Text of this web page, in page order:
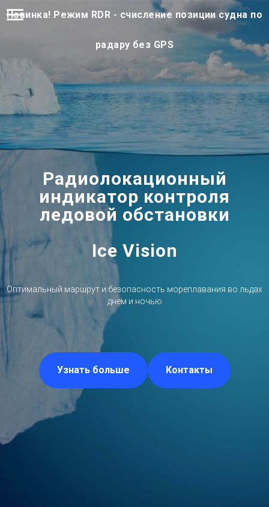
Новинка! Режим RDR - счисление позиции судна по
радару без GPS
Радиолокационный
индикатор контроля
ледовой обстановки
Ice Vision
Оптимальный маршрут и безопасность мореплавания во льдах
днем и ночью
Узнать больше Контакты